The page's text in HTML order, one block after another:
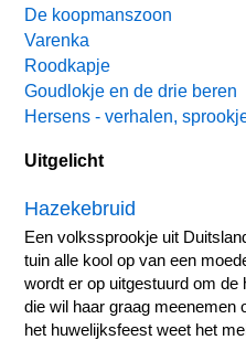
De koopmanszoon
Varenka
Roodkapje
Goudlokje en de drie beren
Hersens - verhalen,
Uitgelicht
Hazekebruid
Een volkssprookje uit
tuin alle kool op van een
wordt er op uitgestuurd om de
die wil haar graag meenemen
het huwelijksfeest weet het